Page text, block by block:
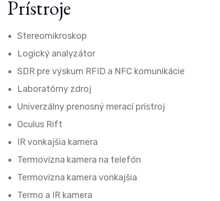
Prístroje
Stereomikroskop
Logický analyzátor
SDR pre výskum RFID a NFC komunikácie
Laboratórny zdroj
Univerzálny prenosný merací prístroj
Oculus Rift
IR vonkajšia kamera
Termovízna kamera na telefón
Termovízna kamera vonkajšia
Termo a IR kamera